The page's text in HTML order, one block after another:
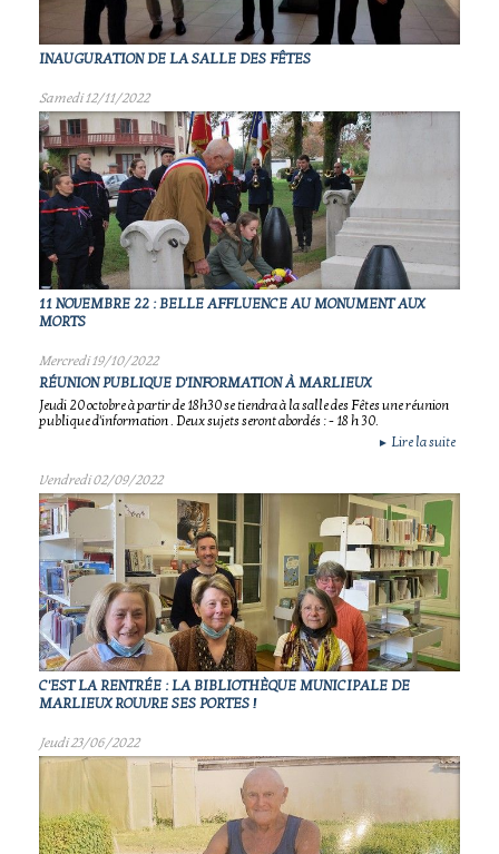
INAUGURATION DE LA SALLE DES FÊTES
Samedi 12/11/2022
11 NOVEMBRE 22 : BELLE AFFLUENCE AU MONUMENT AUX
MORTS
Mercredi 19/10/2022
RÉUNION PUBLIQUE D'INFORMATION À MARLIEUX
Jeudi 20 octobre à partir de 18h30 se tiendra à la salle des Fêtes une réunion
publique d'information . Deux sujets seront abordés : - 18 h 30.
► Lire la suite
Vendredi 02/09/2022
C'EST LA RENTRÉE : LA BIBLIOTHÈQUE MUNICIPALE DE
MARLIEUX ROUVRE SES PORTES !
Jeudi 23/06/2022